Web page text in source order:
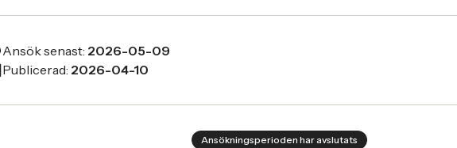
Ansök senast: 2026-05-09
Publicerad: 2026-04-10
Ansökningsperioden har avslutats